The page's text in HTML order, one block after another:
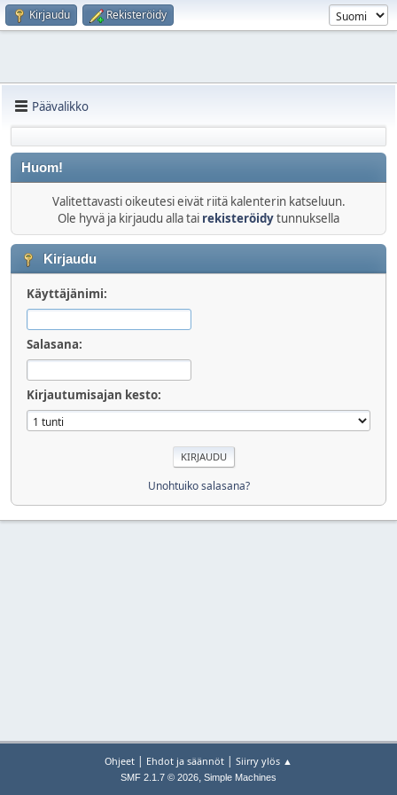
Kirjaudu Rekisteröidy
Päävalikko
Huom!
Valitettavasti oikeutesi eivät riitä kalenterin katseluun.
Ole hyvä ja kirjaudu alla tai rekisteröidytunnuksella
Kirjaudu
Käyttäjänimi:
Salasana:
Kirjautumisajan kesto:
Unohtuiko salasana?
Ohjeet | Ehdot ja säännöt | Siirry ylös ▲
SMF 2.1.7 © 2026, Simple Machines